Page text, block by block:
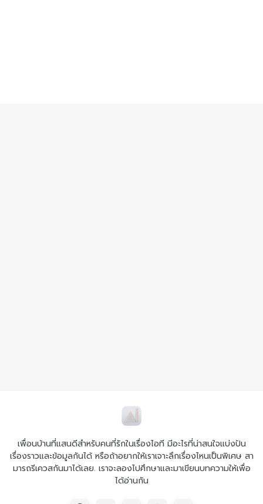
เพื่อนบ้านที่แสนดีสำหรับคนที่รักในเรื่องไอที มีอะไรที่น่าสนใจแบ่งปัน
เรื่องราวและข้อมูลกันได้ หรือถ้าอยากให้เราเจาะลึกเรื่องไหนเป็นพิเศษ สา
มารถรีเควสกันมาได้เลย. เราจะลองไปศึกษาและมาเขียนบทความให้เพื่อ
ได้อ่านกัน